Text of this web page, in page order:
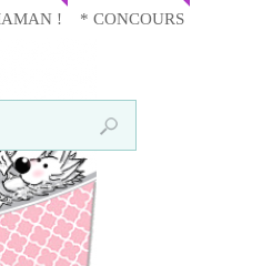
! * CONCOURS